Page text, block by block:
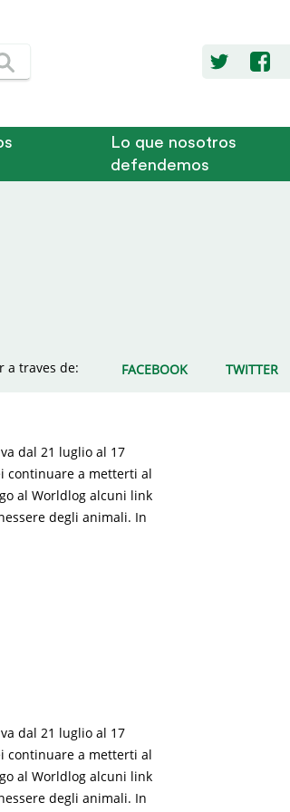
Lo que nosotros
defendemos
a traves de: FACEBOOK TWITTER
dal 21 luglio al 17
continuare a metterti al
al Worldlog alcuni link
degli animali. In
dal 21 luglio al 17
continuare a metterti al
al Worldlog alcuni link
degli animali. In